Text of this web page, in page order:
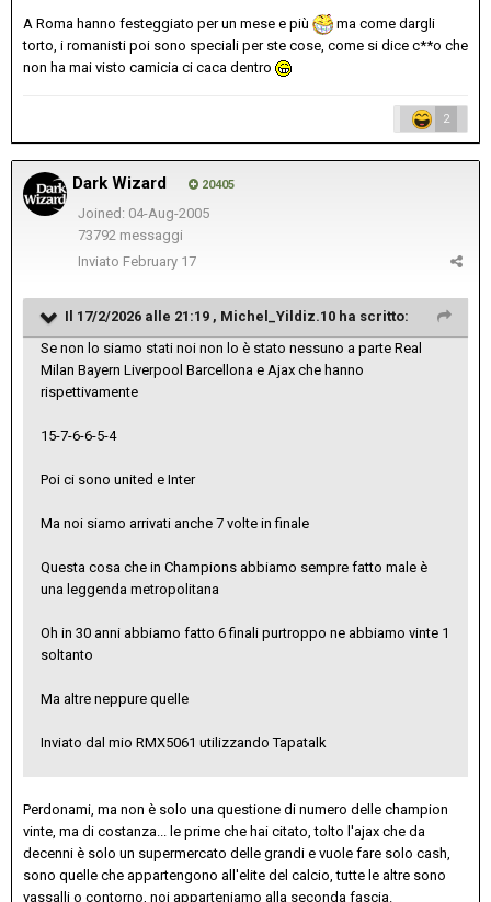
A Roma hanno festeggiato per un mese e più
ma come dargli
torto, i romanisti poi sono speciali per ste cose, come si dice c**o che
non ha mai visto camicia ci caca dentro
2
Dark Wizard 20405
Joined: 04-Aug-2005
73792 messaggi
Inviato February 17
Il 17/2/2026 alle 21:19 , Michel_Yildiz.10 ha scritto:
Se non lo siamo stati noi non lo è stato nessuno a parte Real
Milan Bayern Liverpool Barcellona e Ajax che hanno
rispettivamente
15-7-6-6-5-4
Poi ci sono united e Inter
Ma noi siamo arrivati anche 7 volte in finale
Questa cosa che in Champions abbiamo sempre fatto male è
una leggenda metropolitana
Oh in 30 anni abbiamo fatto 6 finali purtroppo ne abbiamo vinte 1
soltanto
Ma altre neppure quelle
Inviato dal mio RMX5061 utilizzando Tapatalk
Perdonami, ma non è solo una questione di numero delle champion
vinte, ma di costanza... le prime che hai citato, tolto l'ajax che da
decenni è solo un supermercato delle grandi e vuole fare solo cash,
sono quelle che appartengono all'elite del calcio, tutte le altre sono
vassalli o contorno, noi apparteniamo alla seconda fascia.